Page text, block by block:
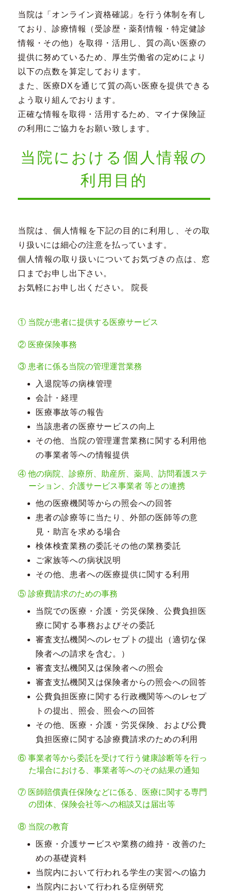
当院は「オンライン資格確認」を行う体制を有し
ており、診療情報（受診歴・薬剤情報・特定健診
情報・その他）を取得・活用し、質の高い医療の
提供に努めているため、厚生労働省の定めにより
以下の点数を算定しております。
また、医療DXを通じて質の高い医療を提供できる
よう取り組んでおります。
正確な情報を取得・活用するため、マイナ保険証
の利用にご協力をお願い致します。
当院における個人情報の
利用目的
当院は、個人情報を下記の目的に利用し、その取
り扱いには細心の注意を払っています。
個人情報の取り扱いについてお気づきの点は、窓
口までお申し出下さい。
お気軽にお申し出ください。 院長
① 当院が患者に提供する医療サービス
② 医療保険事務
③ 患者に係る当院の管理運営業務
入退院等の病棟管理
会計・経理
医療事故等の報告
当該患者の医療サービスの向上
その他、当院の管理運営業務に関する利用他
の事業者等への情報提供
④ 他の病院、診療所、助産所、薬局、訪問看護ステ
ーション、介護サービス事業者 等との連携
他の医療機関等からの照会への回答
患者の診療等に当たり、外部の医師等の意
見・助言を求める場合
検体検査業務の委託その他の業務委託
ご家族等への病状説明
その他、患者への医療提供に関する利用
⑤ 診療費請求のための事務
当院での医療・介護・労災保険、公費負担医
療に関する事務およびその委託
審査支払機関へのレセプトの提出（適切な保
険者への請求を含む。）
審査支払機関又は保険者への照会
審査支払機関又は保険者からの照会への回答
公費負担医療に関する行政機関等へのレセプ
トの提出、照会、照会への回答
その他、医療・介護・労災保険、および公費
負担医療に関する診療費請求のための利用
⑥ 事業者等から委託を受けて行う健康診断等を行っ
た場合における、事業者等へのその結果の通知
⑦ 医師賠償責任保険などに係る、医療に関する専門
の団体、保険会社等への相談又は届出等
⑧ 当院の教育
医療・介護サービスや業務の維持・改善のた
めの基礎資料
当院内において行われる学生の実習への協力
当院内において行われる症例研究